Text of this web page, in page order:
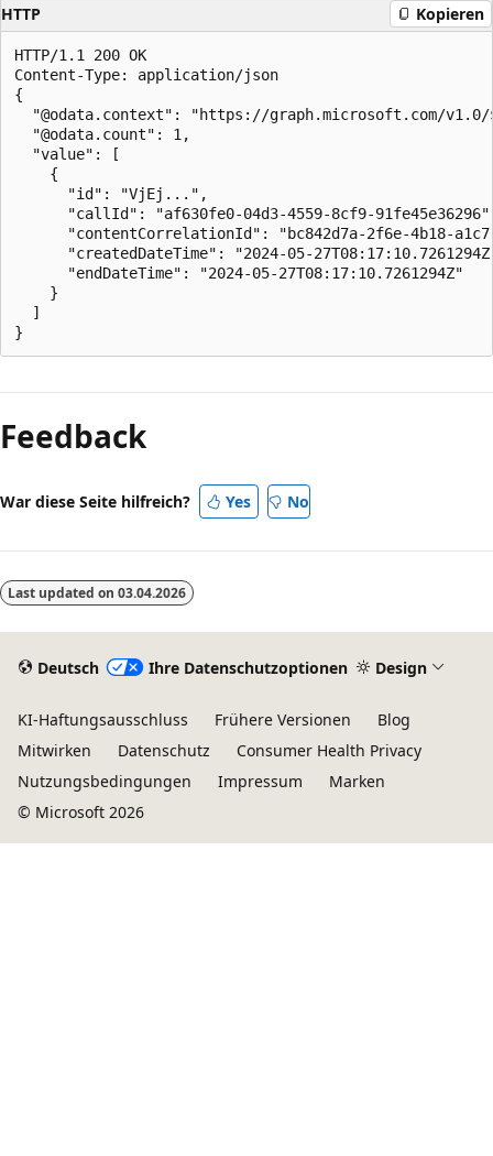
HTTP Kopieren
HTTP/1.1 200 OK
Content-Type: application/json
{
"@odata.context": "https://graph.microsoft.com/
  "@odata.count": 1,
  "value": [
    {
      "id": "VjEj...",
"callId": "af630fe0-04d3-4559-8cf9-
"contentCorrelationId": "bc842d7a-2f6e-4b18-
"createdDateTime": "2024-05-
      "endDateTime": "2024-05-27T08:17:10.7261294Z"
    }
  ]
Feedback
War diese Seite hilfreich? Yes No
Last updated on 03.04.2026
Deutsch Ihre Datenschutzoptionen Design
KI-Haftungsausschluss Frühere Versionen
Blog
Mitwirken
Datenschutz
Consumer Health Privacy
Nutzungsbedingungen
Impressum
Marken
© Microsoft 2026